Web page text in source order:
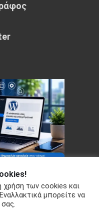
WordPress Theme : by
Απορρήτου
των cookies και
μπορείτε να